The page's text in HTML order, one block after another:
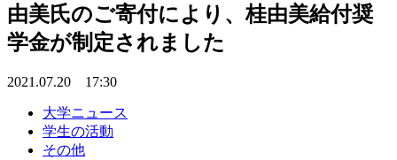
由美氏のご寄付により、桂由美給付奨
学金が制定されました
2021.07.20 17:30
大学ニュース
学生の活動
その他